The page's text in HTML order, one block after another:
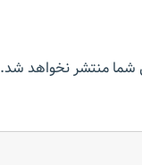
شما منتشر نخواهد شد.